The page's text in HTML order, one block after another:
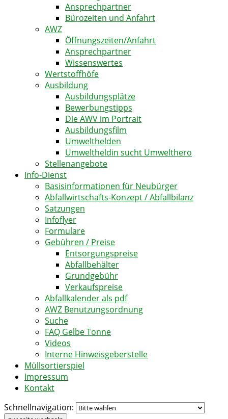
Ansprechpartner
Bürozeiten und Anfahrt
AWZ
Öffnungszeiten/Anfahrt
Ansprechpartner
Wissenswertes
Wertstoffhöfe
Ausbildung
Ausbildungsplätze
Bewerbungstipps
Die AWV im Portrait
Ausbildungsfilm
Umwelthelden
Umweltheldin sucht Umwelthero
Stellenangebote
Info-Dienst
Basisinformationen für Neubürger
Abfallwirtschafts-Konzept / Abfallbilanz
Satzungen
Infoflyer
Formulare
Gebühren / Preise
Entsorgungspreise
Abfallbehälter
Grundgebühr
Verkaufspreise
Abfallkalender als pdf
AWZ Benutzungsordnung
Suche
FAQ Gelbe Tonne
Videos
Interne Hinweisgeberstelle
Müllsortierspiel
Impressum
Kontakt
Schnellnavigation: